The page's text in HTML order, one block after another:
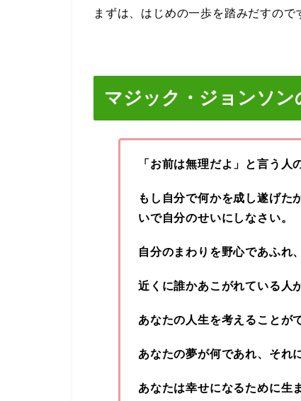
まずは、はじめの一歩を踏みだすので
マジック・ジョンソン
「お前は無理だよ」と言う人
もし自分で何かを成し遂げた
いで自分のせいにしなさい。
自分のまわりを野心であふれ
近くに誰かあこがれている人
あなたの人生を考えることが
あなたの夢が何であれ、それ
あなたは幸せになるために生